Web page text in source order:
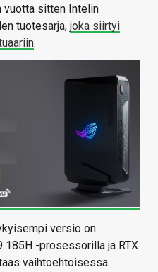
vuotta sitten Intelin
tuotesarja, joka siirtyi
.
versio on
185H -prosessorilla ja RTX
vaihtoehtoisessa